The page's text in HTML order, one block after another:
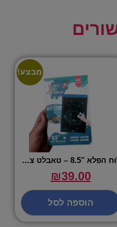
מבצע!
לוח הפלא "8.5 – טאבלט ציור צבעוני אלקטרוני
₪39.00
הוספה לסל